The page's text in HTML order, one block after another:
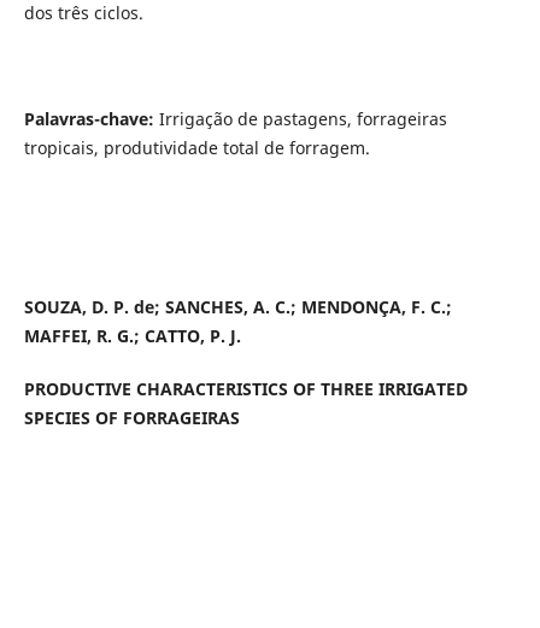
dos três ciclos.
Palavras-chave: Irrigação de pastagens, forrageiras
tropicais, produtividade total de forragem.
SOUZA, D. P. de; SANCHES, A. C.; MENDONÇA, F. C.;
MAFFEI, R. G.; CATTO, P. J.
PRODUCTIVE CHARACTERISTICS OF THREE IRRIGATED
SPECIES OF FORRAGEIRAS